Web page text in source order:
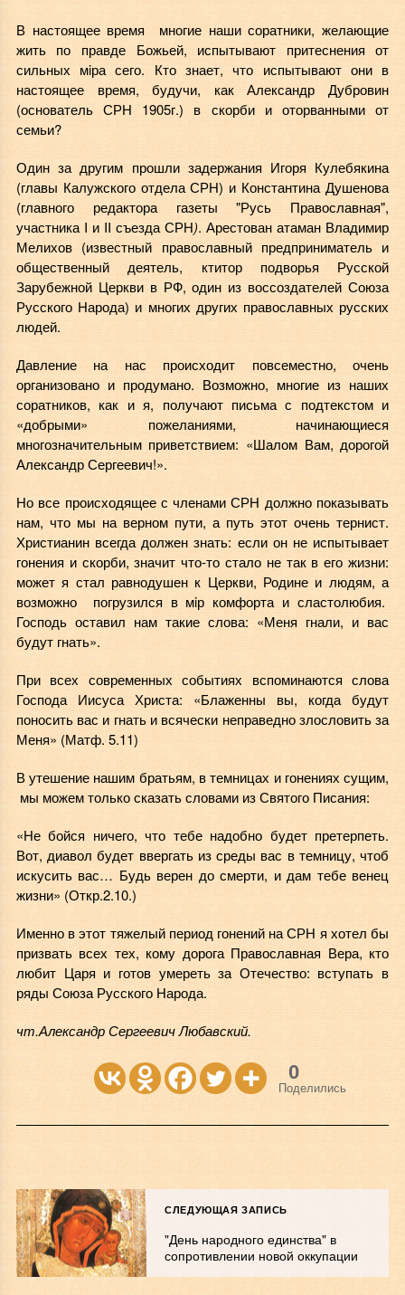
В настоящее время многие наши соратники, желающие
жить по правде Божьей, испытывают притеснения от
сильных мiра сего. Кто знает, что испытывают они в
настоящее время, будучи, как Александр Дубровин
(основатель СРН 1905г.) в скорби и оторванными от
семьи?
Один за другим прошли задержания Игоря Кулебякина
(главы Калужского отдела СРН) и Константина Душенова
(главного редактора газеты "Русь Православная",
участника I и II съезда СРН). Арестован атаман Владимир
Мелихов (известный православный предприниматель и
общественный деятель, ктитор подворья Русской
Зарубежной Церкви в РФ, один из воссоздателей Союза
Русского Народа) и многих других православных русских
людей.
Давление на нас происходит повсеместно, очень
организовано и продумано. Возможно, многие из наших
соратников, как и я, получают письма с подтекстом и
«добрыми» пожеланиями, начинающиеся
многозначительным приветствием: «Шалом Вам, дорогой
Александр Сергеевич!».
Но все происходящее с членами СРН должно показывать
нам, что мы на верном пути,а путь этот очень тернист.
Христианин всегда должен знать: если он не испытывает
гонения и скорби, значит что-то стало не так в его жизни:
может я стал равнодушен к Церкви, Родине и людям, а
возможно погрузился в мiр комфорта и сластолюбия.
Господь оставил нам такие слова: «Меня гнали, и вас
будут гнать».
При всех современных событиях вспоминаются слова
Господа Иисуса Христа: «Блаженны вы, когда будут
поносить вас и гнать и всячески неправедно злословить за
Меня» (Матф. 5.11)
В утешение нашим братьям, в темницах и гонениях сущим,
мы можем только сказать словами из Святого Писания:
«Не бойся ничего, что тебе надобно будет претерпеть.
Вот, диавол будет ввергать из среды вас в темницу, чтоб
искусить вас… Будь верен до смерти, и дам тебе венец
жизни» (Откр.2.10.)
Именно в этот тяжелый период гонений на СРН я хотел бы
призвать всех тех, кому дорога Православная Вера, кто
любит Царя и готов умереть за Отечество: вступать в
ряды Союза Русского Народа.
чт.Александр Сергеевич Любавский.
0
Поделились
СЛЕДУЮЩАЯ ЗАПИСЬ
"День народного единства" в
сопротивлении новой оккупации